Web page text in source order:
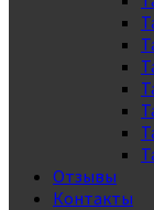
Отзывы
Контакты